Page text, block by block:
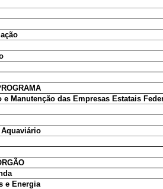
e Manutenção das Empresas Estatais
Aquaviário
e Energia